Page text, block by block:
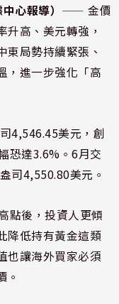
心報導） ⸺ 金價
高、美元轉強，
東局勢持續緊張、
，進一步強化「高
4,546.45美元，創
恐達3.6%。6月交
司4,550.80美元。
點後，投資人更傾
降低持有黃金這類
也讓海外買家必須
。